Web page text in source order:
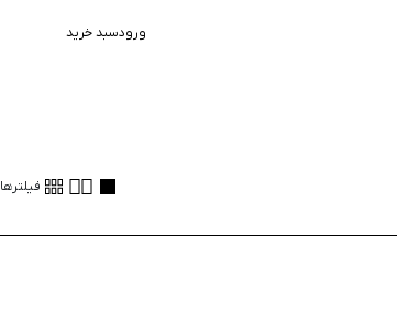
ورودسبد خرید
فیلترها